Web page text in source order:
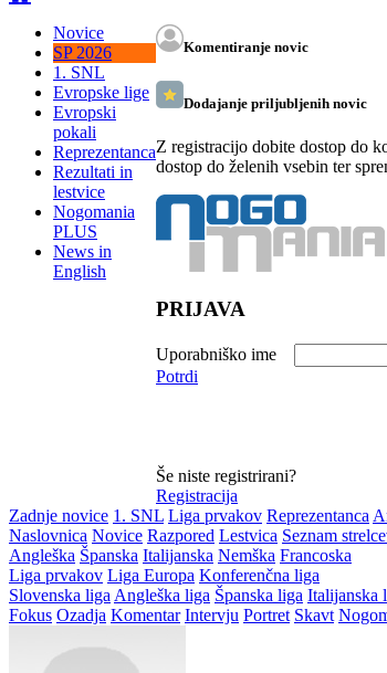
Novice
SP 2026
1. SNL
Evropske lige
Evropski
pokali
Reprezentanca
Rezultati in
lestvice
Nogomania
PLUS
News in
English
Komentiranje novic
Dodajanje priljubljenih novic
Z registracijo dobite dostop do
dostop do želenih vsebin ter
PRIJAVA
Uporabniško ime
Potrdi
Še niste registrirani?
Registracija
Zadnje novice 1. SNL Liga prvakov Reprezentanca
Naslovnica Novice Razpored Lestvica Seznam
Angleška Španska Italijanska Nemška Francoska
Liga prvakov Liga Europa Konferenčna liga
Slovenska liga Angleška liga Španska liga Italijanska
Fokus Ozadja Komentar Intervju Portret Skavt